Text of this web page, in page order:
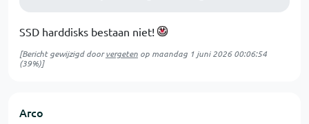
SSD harddisks bestaan niet!
[Bericht gewijzigd doorvergeten op maandag 1 juni 2026 00:06:54
(39%)]
Arco